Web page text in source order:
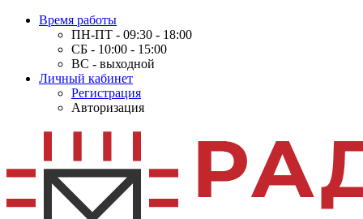
Время работы
ПН-ПТ - 09:30 - 18:00
СБ - 10:00 - 15:00
ВС - выходной
Личный кабинет
Регистрация
Авторизация